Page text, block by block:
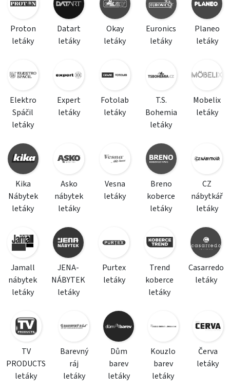
Proton
letáky
Datart
letáky
Okay
letáky
Euronics
letáky
Planeo
letáky
Elektro
Spáčil
letáky
Expert
letáky
Fotolab
letáky
T.S.
Bohemia
letáky
Mobelix
letáky
Kika
Nábytek
letáky
Asko
nábytek
letáky
Vesna
letáky
Breno
koberce
letáky
CZ
nábytkář
letáky
Jamall
nábytek
letáky
JENA-
NÁBYTEK
letáky
Purtex
letáky
Trend
koberce
letáky
Casarredo
letáky
TV
PRODUCTS
letáky
Barevný
ráj
letáky
Dům
barev
letáky
Kouzlo
barev
letáky
Červa
letáky